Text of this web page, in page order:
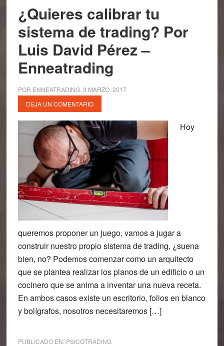
¿Quieres calibrar tu
sistema de trading? Por
Luis David Pérez –
Enneatrading
POR ENNEATRADING. 3 MARZO, 2017
DEJA UN COMENTARIO
Hoy
queremos proponer un juego, vamos a jugar a
construir nuestro propio sistema de trading, ¿suena
bien, no? Podemos comenzar como un arquitecto
que se plantea realizar los planos de un edificio o un
cocinero que se anima a inventar una nueva receta.
En ambos casos existe un escritorio, folios en blanco
y bolígrafos, nosotros necesitaremos […]
PUBLICADO EN: PSICOTRADING